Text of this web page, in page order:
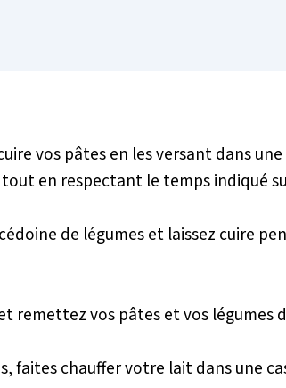
vos pâtes en les versant dans
en respectant le temps indiqué
de légumes et laissez cuire
remettez vos pâtes et vos légumes
faites chauffer votre lait dans une